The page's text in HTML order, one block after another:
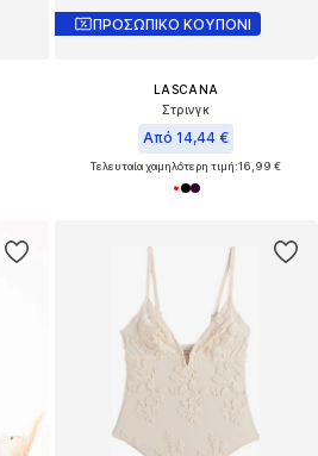
ΠΡΟΣΩΠΙΚΟ ΚΟΥΠΟΝΙ
LASCANA
Στρινγκ
Από 14,44 €
Τελευταία χαμηλότερη τιμή:16,99 €